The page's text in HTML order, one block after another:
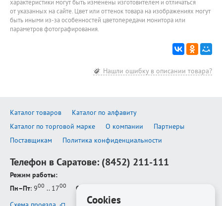
характеристики могут быть изменены изготовителем и отличаться
от указанных на сайте. Цвет или оттенок товара на изображениях могут
быть иными из-за особенностей цветопередачи монитора или
параметров фотографирования.
Нашли ошибку в описании товара?
Каталог товаров
Каталог по алфавиту
Каталог по торговой марке
О компании
Партнеры
Поставщикам
Политика конфиденциальности
Телефон в Саратове: (8452) 211-111
Режим работы:
Пн–Пт: 900 .. 1700 Сб–Вс
Cookies